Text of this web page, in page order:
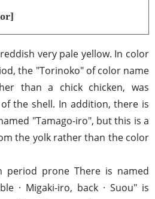
very pale yellow. In color
the "Torinoko" of color name
than a chick chicken, was
the shell. In addition, there is
"Tamago-iro", but this is a
the yolk rather than the color
period prone There is named
· Migaki-iro, back · Suou" is